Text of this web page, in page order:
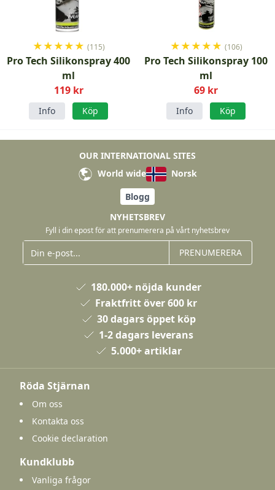
★★★★★ (115)
Pro Tech Silikonspray 400
ml
119 kr
Info Köp
★★★★★ (106)
Pro Tech Silikonspray 100
ml
69 kr
Info Köp
OUR INTERNATIONAL SITES
World wide
Norsk
Blogg
NYHETSBREV
Fyll i din epost för att prenumerera på vårt nyhetsbrev
PRENUMERERA
180.000+ nöjda kunder
Fraktfritt över 600 kr
30 dagars öppet köp
1-2 dagars leverans
5.000+ artiklar
Röda Stjärnan
Om oss
Kontakta oss
Cookie declaration
Kundklubb
Vanliga frågor